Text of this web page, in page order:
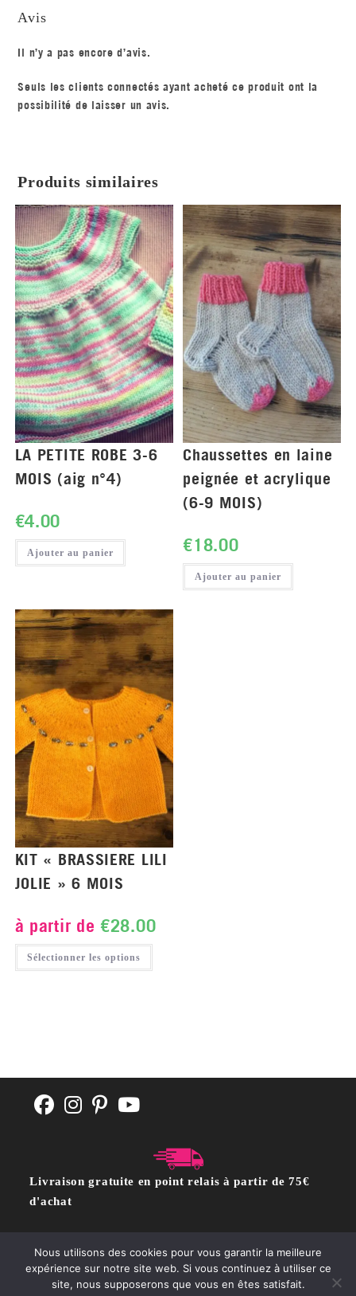
Avis
Il n’y a pas encore d’avis.
Seuls les clients connectés ayant acheté ce produit ont la
possibilité de laisser un avis.
Produits similaires
LA PETITE ROBE 3-6
MOIS (aig n°4)
€4.00
Ajouter au panier
Chaussettes en laine
peignée et acrylique
(6-9 MOIS)
€18.00
Ajouter au panier
KIT « BRASSIERE LILI
JOLIE » 6 MOIS
à partir de€28.00
Sélectionner les options
Livraison gratuite en point relais à partir de 75€
d'achat
CGV POLITIQUE DE CONFIDENTIALITÉ Contact
Copyright @moutonrose.com
Nous utilisons des cookies pour vous garantir la meilleure
expérience sur notre site web. Si vous continuez à utiliser ce
site, nous supposerons que vous en êtes satisfait.